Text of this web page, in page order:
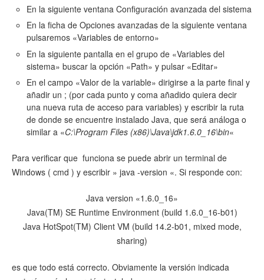
En la siguiente ventana Configuración avanzada del sistema
En la ficha de Opciones avanzadas de la siguiente ventana
pulsaremos «Variables de entorno»
En la siguiente pantalla en el grupo de «Variables del
sistema» buscar la opción «Path» y pulsar «Editar»
En el campo «Valor de la variable» dirigirse a la parte final y
añadir un ; (por cada punto y coma añadido quiera decir
una nueva ruta de acceso para variables) y escribir la ruta
de donde se encuentre instalado Java, que será análoga o
similar a «C:\Program Files (x86)\Java\jdk1.6.0_16\bin«
Para verificar que funciona se puede abrir un terminal de
Windows ( cmd ) y escribir » java -version «. Si responde con:
Java version «1.6.0_16»
Java(TM) SE Runtime Environment (build 1.6.0_16-b01)
Java HotSpot(TM) Client VM (build 14.2-b01, mixed mode,
sharing)
es que todo está correcto. Obviamente la versión indicada